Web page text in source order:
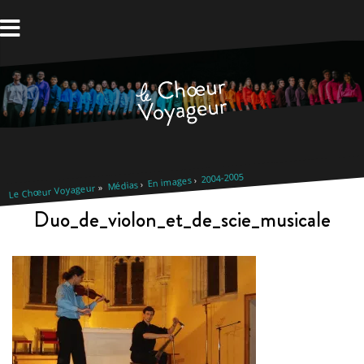
au
Le Chœur Voyageur Médias En images 2004-2005
Duo_de_violon_et_de_scie_musicale